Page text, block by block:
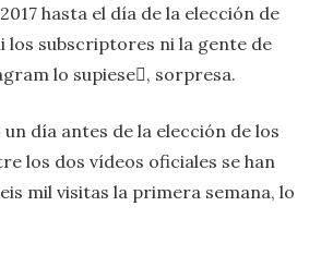
hasta el día de la elección de
los subscriptores ni la gente de
lo supiese, sorpresa.
un día antes de la elección de los
los dos vídeos oficiales se han
mil visitas la primera semana, lo